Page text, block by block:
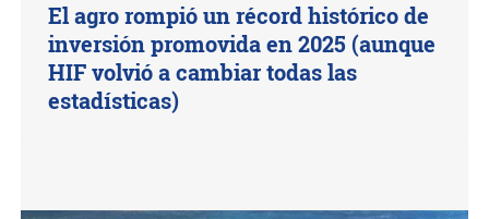
El agro rompió un récord histórico de
inversión promovida en 2025 (aunque
HIF volvió a cambiar todas las
estadísticas)